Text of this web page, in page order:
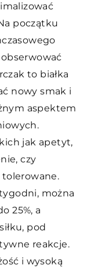
początku
to białka
nowy smak i
aspektem
jak apetyt,
czy
tolerowane.
można
25%, a
pod
reakcje.
i wysoką